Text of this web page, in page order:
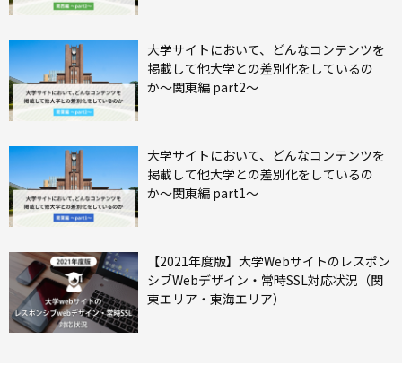
⼤学サイトにおいて、どんなコンテンツを
掲載して他⼤学との差別化をしているの
か〜関東編 part2〜
⼤学サイトにおいて、どんなコンテンツを
掲載して他⼤学との差別化をしているの
か〜関東編 part1〜
【2021年度版】大学Webサイトのレスポン
シブWebデザイン・常時SSL対応状況（関
東エリア・東海エリア）